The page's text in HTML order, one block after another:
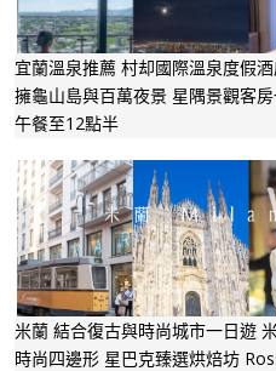
宜蘭溫泉推薦 村却國際溫泉度假
擁龜山島與百萬夜景 星隅景觀客
午餐至12點半
米蘭 結合復古與時尚城市一日遊
時尚四邊形 星巴克臻選烘焙坊